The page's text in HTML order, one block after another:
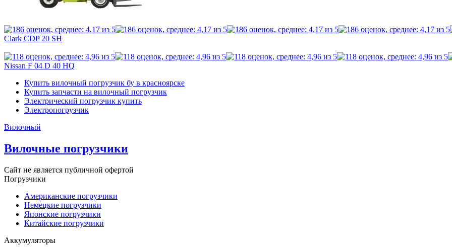
Clark CDP 20 SH
Nissan F 04 D 40 HQ
Купить вилочный погрузчик бу в красноярске
Купить запчасти на вилочный погрузчик
Электрический погрузчик купить
Электропогрузчик
Вилочный
Вилочные погрузчики
Сайт не является публичной офертой
Погрузчики
Американские погрузчики
Немецкие погрузчики
Японские погрузчики
Китайские погрузчики
Аккумуляторы